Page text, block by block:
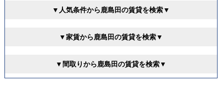
▼人気条件から鹿島田の賃貸を検索▼
▼家賃から鹿島田の賃貸を検索▼
▼間取りから鹿島田の賃貸を検索▼